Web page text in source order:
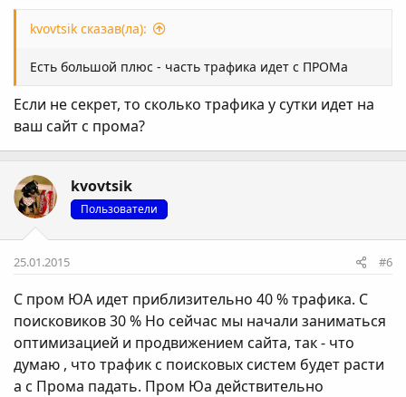
kvovtsik сказав(ла):
Есть большой плюс - часть трафика идет с ПРОМа
Если не секрет, то сколько трафика у сутки идет на
ваш сайт с прома?
kvovtsik
Пользователи
25.01.2015 #6
С пром ЮА идет приблизительно 40 % трафика. С
поисковиков 30 % Но сейчас мы начали заниматься
оптимизацией и продвижением сайта, так - что
думаю , что трафик с поисковых систем будет расти
а с Прома падать. Пром Юа действительно